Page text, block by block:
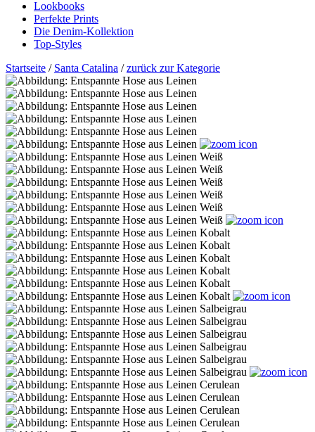
Lookbooks
Perfekte Prints
Die Denim-Kollektion
Top-Styles
Startseite / Santa Catalina /zurück zur Kategorie